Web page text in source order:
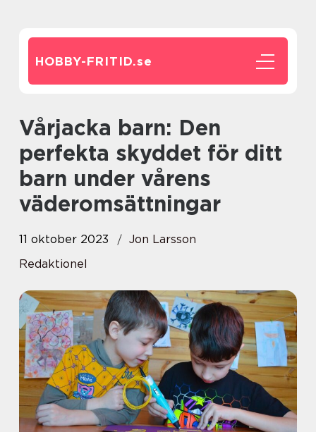
HOBBY-FRITID.se
Vårjacka barn: Den
perfekta skyddet för ditt
barn under vårens
väderomsättningar
11 oktober 2023
Jon Larsson
Redaktionel